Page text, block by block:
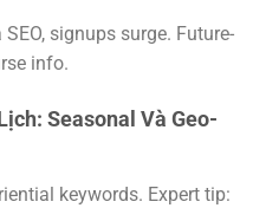
signups surge. Future-
info.
Seasonal Và Geo-
keywords. Expert tip: